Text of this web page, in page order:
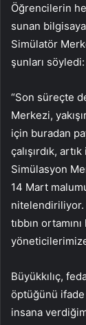
Öğrencilerin
sunan
Simülatör
şunları söyledi:
“Son süreçte
Merkezi,
için buradan
çalışırdık,
Simülasyon
14 Mart
nitelendiriliyor.
tıbbın
yöneticilerimize
Büyükkılıç,
öptüğünü
insana